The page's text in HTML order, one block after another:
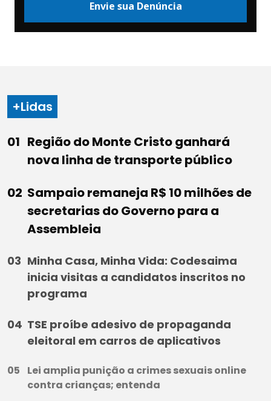
Envie sua Denúncia
+Lidas
Região do Monte Cristo ganhará
nova linha de transporte público
Sampaio remaneja R$ 10 milhões de
secretarias do Governo para a
Assembleia
Minha Casa, Minha Vida: Codesaima
inicia visitas a candidatos inscritos no
programa
TSE proíbe adesivo de propaganda
eleitoral em carros de aplicativos
Lei amplia punição a crimes sexuais online
contra crianças; entenda